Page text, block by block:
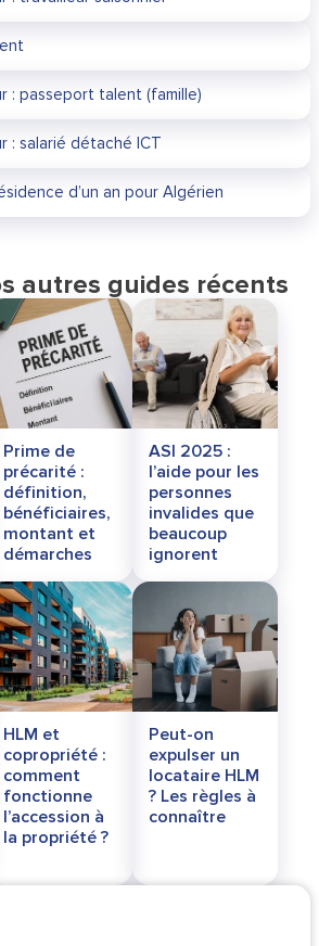
: passeport talent (famille)
: salarié détaché ICT
d’un an pour Algérien
autres guides récents
Prime de
précarité :
définition,
bénéficiaires,
montant et
démarches
ASI 2025 :
l’aide pour les
personnes
invalides que
beaucoup
ignorent
HLM et
copropriété :
comment
fonctionne
l’accession à
la propriété ?
Peut-on
expulser un
locataire HLM
? Les règles à
connaître